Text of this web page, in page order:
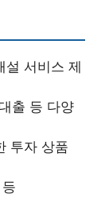
설 서비스 제
출 등 다양
투자 상품